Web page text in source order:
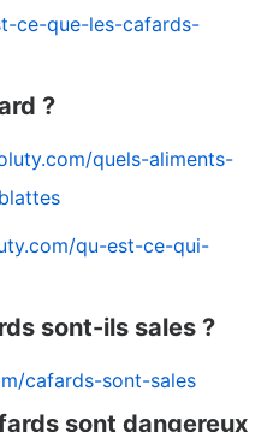
ce-que-les-cafards-
?
quels-aliments-
qu-est-ce-qui-
sont-ils sales ?
cafards-sont-sales
sont dangereux